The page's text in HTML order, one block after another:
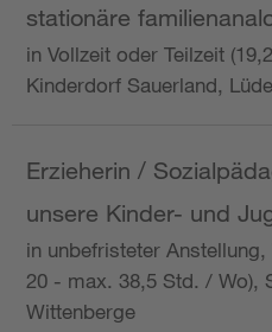
stationäre
in Vollzeit oder Teilzeit
Kinderdorf Sauerland,
Erzieherin /
unsere Kinder- und
in unbefristeter
20 - max. 38,5 Std. / Wo),
Wittenberge